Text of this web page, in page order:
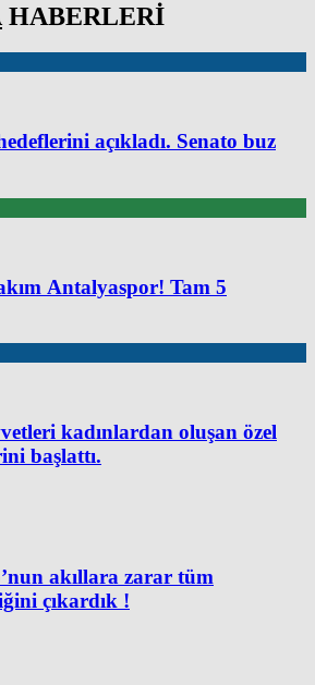
HABERLERİ
açıkladı. Senato buz
Antalyaspor! Tam 5
kadınlardan oluşan özel
başlattı.
akıllara zarar tüm
çıkardık !